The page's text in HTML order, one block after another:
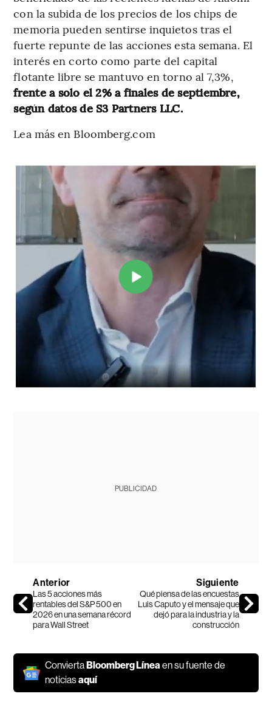
con la subida de los precios de los chips de
memoria pueden sentirse inquietos tras el
fuerte repunte de las acciones esta semana. El
interés en corto como parte del capital
flotante libre se mantuvo en torno al 7,3%,
frente a solo el 2% a finales de septiembre,
según datos de S3 Partners LLC.
Lea más en Bloomberg.com
PUBLICIDAD
Anterior
Las 5 acciones más
rentables del S&P 500 en
2026 en una semana récord
para Wall Street
Siguiente
Qué piensa de las encuestas
Luis Caputo y el mensaje que
dejó para la industria y la
construcción
Convierta Bloomberg Líneaen su fuente de
noticiasaquí